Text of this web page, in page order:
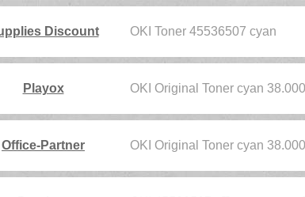
Discount OKI Toner 45536507 cyan
Playox OKI Original Toner cyan
Office-Partner OKI Original Toner cyan